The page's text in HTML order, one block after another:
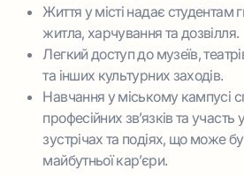
Життя у місті надає студентам
житла, харчування та дозвілля.
Легкий доступ до музеїв,
та інших культурних заходів.
Навчання у міському кампусі
професійних зв’язків та
зустрічах та подіях, що може
майбутньої кар’єри.